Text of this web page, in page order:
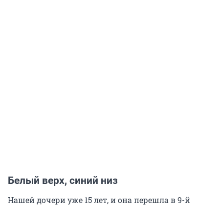
Белый верх, синий низ
Нашей дочери уже 15 лет, и она перешла в 9-й